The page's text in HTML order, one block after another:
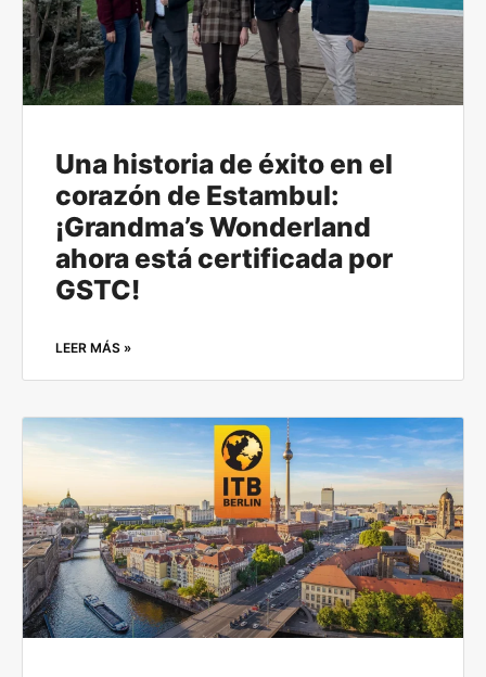
Una historia de éxito en el
corazón de Estambul:
¡Grandma’s Wonderland
ahora está certificada por
GSTC!
LEER MÁS »